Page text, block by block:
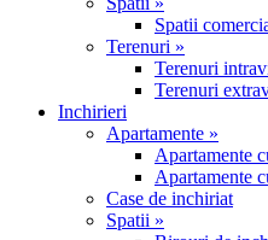
Spatii
Terenuri »
Terenuri
Terenuri
Inchirieri
Apartamente »
Apartamente
Apartamente
Case de inchiriat
Spatii »